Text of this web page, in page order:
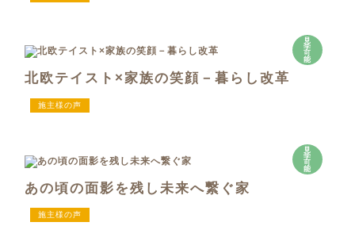
見
学
可
能
北欧テイスト×家族の笑顔－暮らし改革
施主様の声
見
学
可
能
あの頃の面影を残し未来へ繋ぐ家
施主様の声